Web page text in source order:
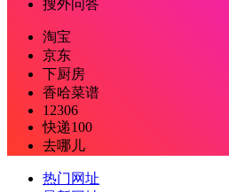
搜外问答
淘宝
京东
下厨房
香哈菜谱
12306
快递100
去哪儿
热门网址